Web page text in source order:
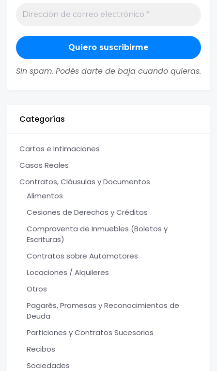
Sin spam. Podés darte de baja cuando quieras.
Categorías
Cartas e Intimaciones
Casos Reales
Contratos, Cláusulas y Documentos
Alimentos
Cesiones de Derechos y Créditos
Compraventa de Inmuebles (Boletos y
Escrituras)
Contratos sobre Automotores
Locaciones / Alquileres
Otros
Pagarés, Promesas y Reconocimientos de
Deuda
Particiones y Contratos Sucesorios
Recibos
Sociedades